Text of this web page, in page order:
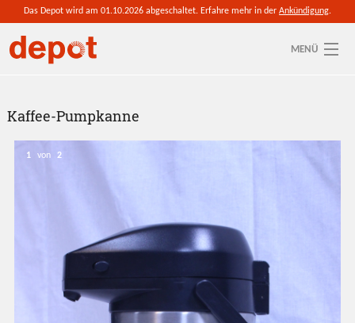
Direkt zum Inhalt
Das Depot wird am 01.10.2026 abgeschaltet. Erfahre mehr in der Ankündigung.
MENÜ
Kaffee-Pumpkanne
1 von 2